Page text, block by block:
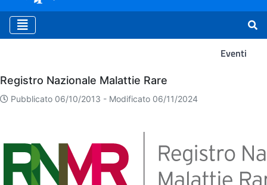
Eventi
Eventi
Registro Nazionale Malattie Rare
Pubblicato 06/10/2013 - Modificato 06/11/2024